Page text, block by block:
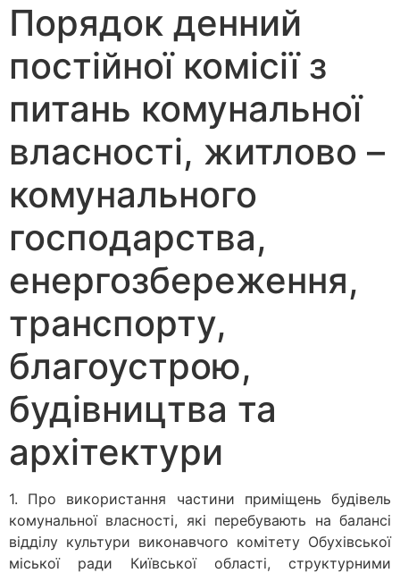
Порядок денний
постійної комісії з
питань комунальної
власності, житлово –
комунального
господарства,
енергозбереження,
транспорту,
благоустрою,
будівництва та
архітектури
1. Про використання частини приміщень будівель
комунальної власності, які перебувають на балансі
відділу культури виконавчого комітету Обухівської
міської ради Київської області, структурними